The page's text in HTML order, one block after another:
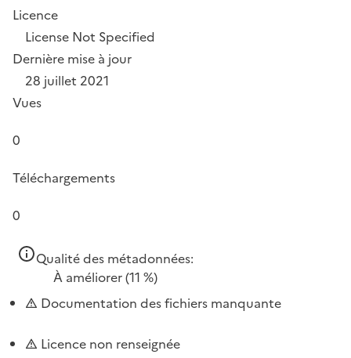
Licence
License Not Specified
Dernière mise à jour
28 juillet 2021
Vues
0
Téléchargements
0
Qualité des métadonnées:
À améliorer(11 %)
Documentation des fichiers manquante
Licence non renseignée